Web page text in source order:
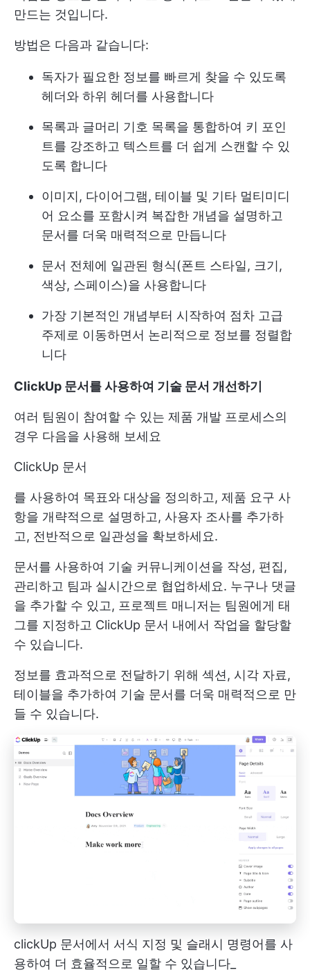
만드는 것입니다.
방법은 다음과 같습니다:
독자가 필요한 정보를 빠르게 찾을 수 있도록
헤더와 하위 헤더를 사용합니다
목록과 글머리 기호 목록을 통합하여 키 포인
트를 강조하고 텍스트를 더 쉽게 스캔할 수 있
도록 합니다
이미지, 다이어그램, 테이블 및 기타 멀티미디
어 요소를 포함시켜 복잡한 개념을 설명하고
문서를 더욱 매력적으로 만듭니다
문서 전체에 일관된 형식(폰트 스타일, 크기,
색상, 스페이스)을 사용합니다
가장 기본적인 개념부터 시작하여 점차 고급
주제로 이동하면서 논리적으로 정보를 정렬합
니다
ClickUp 문서를 사용하여 기술 문서 개선하기
여러 팀원이 참여할 수 있는 제품 개발 프로세스의
경우 다음을 사용해 보세요
ClickUp 문서
를 사용하여 목표와 대상을 정의하고, 제품 요구 사
항을 개략적으로 설명하고, 사용자 조사를 추가하
고, 전반적으로 일관성을 확보하세요.
문서를 사용하여 기술 커뮤니케이션을 작성, 편집,
관리하고 팀과 실시간으로 협업하세요. 누구나 댓글
을 추가할 수 있고, 프로젝트 매니저는 팀원에게 태
그를 지정하고 ClickUp 문서 내에서 작업을 할당할
수 있습니다.
정보를 효과적으로 전달하기 위해 섹션, 시각 자료,
테이블을 추가하여 기술 문서를 더욱 매력적으로 만
들 수 있습니다.
clickUp 문서에서 서식 지정 및 슬래시 명령어를 사
용하여 더 효율적으로 일할 수 있습니다_